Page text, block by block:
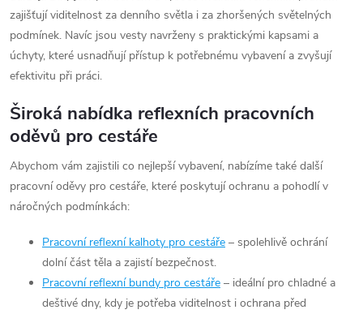
zajišťují viditelnost za denního světla i za zhoršených světelných
podmínek. Navíc jsou vesty navrženy s praktickými kapsami a
úchyty, které usnadňují přístup k potřebnému vybavení a zvyšují
efektivitu při práci.
Široká nabídka reflexních pracovních
oděvů pro cestáře
Abychom vám zajistili co nejlepší vybavení, nabízíme také další
pracovní oděvy pro cestáře, které poskytují ochranu a pohodlí v
náročných podmínkách:
Pracovní reflexní kalhoty pro cestáře – spolehlivě ochrání
dolní část těla a zajistí bezpečnost.
Pracovní reflexní bundy pro cestáře – ideální pro chladné a
deštivé dny, kdy je potřeba viditelnost i ochrana před